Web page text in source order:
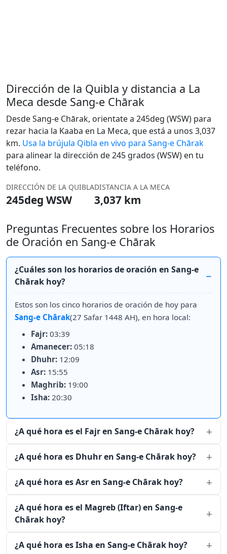
Dirección de la Quibla y distancia a La
Meca desde Sang-e Chārak
Desde Sang-e Chārak, orientate a 245deg (WSW) para
rezar hacia la Kaaba en La Meca, que está a unos 3,037
km. Usa la brújula Qibla en vivo para Sang-e Chārak
para alinear la dirección de 245 grados (WSW) en tu
teléfono.
DIRECCIÓN DE LA QUIBLA
245deg WSW
DISTANCIA A LA MECA
3,037 km
Preguntas Frecuentes sobre los Horarios
de Oración en Sang-e Chārak
¿Cuáles son los horarios de oración en Sang-e
Chārak hoy?
Estos son los cinco horarios de oración de hoy para
Sang-e Chārak(27 Safar 1448 AH), en hora local:
Fajr: 03:39
Amanecer: 05:18
Dhuhr: 12:09
Asr: 15:55
Maghrib: 19:00
Isha: 20:30
¿A qué hora es el Fajr en Sang-e Chārak hoy?
¿A qué hora es Dhuhr en Sang-e Chārak hoy?
¿A qué hora es Asr en Sang-e Chārak hoy?
¿A qué hora es el Magreb (Iftar) en Sang-e
Chārak hoy?
¿A qué hora es Isha en Sang-e Chārak hoy?